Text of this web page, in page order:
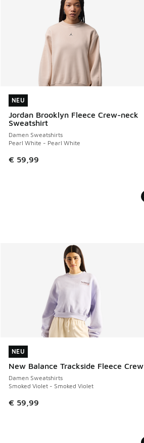
NEU
Jordan Brooklyn Fleece Crew-neck
Sweatshirt
Damen Sweatshirts
Pearl White - Pearl White
€ 59,99
NEU
NEU
New Balance Trackside Fleece Crew
Damen Sweatshirts
Smoked Violet - Smoked Violet
€ 59,99
NEU